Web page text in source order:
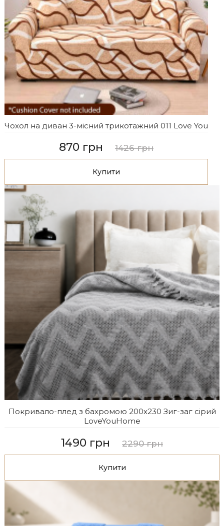
Чохол на диван 3-місний трикотажний 011 Love You
870 грн 1426 грн
Купити
Покривало-плед з бахромою 200х230 Зиг-заг сірий
LoveYouHome
1490 грн 2290 грн
Купити